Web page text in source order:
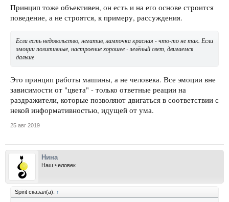
Принцип тоже объективен, он есть и на его основе строится
поведение, а не строятся, к примеру, рассуждения.
Если есть недовольство, негатив, лампочка красная - что-то не так. Если
эмоции позитивные, настроение хорошее - зелёный свет, двигаемся
дальше
Это принцип работы машины, а не человека. Все эмоции вне
зависимости от "цвета" - только ответные реации на
раздражители, которые позволяют двигаться в соответствии с
некой информативностью, идущей от ума.
25 авг 2019
Нина
Наш человек
Spirit сказал(а): ↑